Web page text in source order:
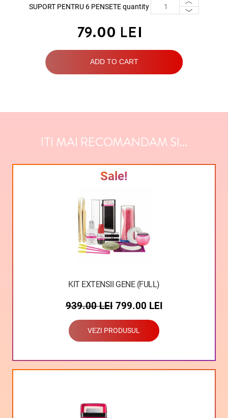
SUPORT PENTRU 6 PENSETE quantity
ADD TO CART
79.00 LEI
ITI MAI RECOMANDAM SI...
Sale!
KIT EXTENSII GENE (FULL)
939.00LEI 799.00 LEI
VEZI PRODUSUL